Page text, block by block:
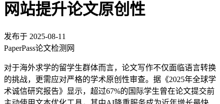
网站提升论文原创性
发布于 2025-08-11
PaperPass论文检测网
对于海外求学的留学生群体而言，论文写作不仅面临语言转换
的挑战，更需应对严格的学术原创性审查。据《2025年全球学
术诚信研究报告》显示，超过67%的国际学生曾在论文提交前